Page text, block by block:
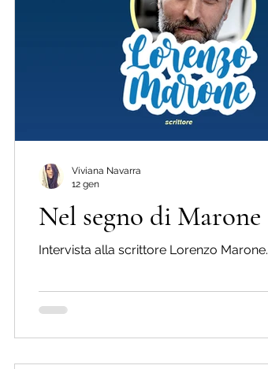
Nel segno di Marone
Intervista alla scrittore Lorenzo Marone.
Viviana Navarra
12 gen